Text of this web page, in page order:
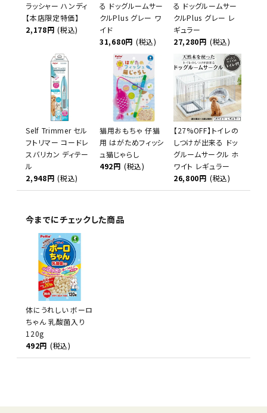
ラッシャー ハンディ
【本店限定特価】
2,178円 (税込)
る ドッグルームサー
クルPlus グレー ワ
イド
31,680円 (税込)
る ドッグルームサー
クルPlus グレー レ
ギュラー
27,280円 (税込)
Self Trimmer セル
フトリマー コードレ
スバリカン ディテー
ル
2,948円 (税込)
猫用おもちゃ 仔猫
用 はがためフィッシ
ュ猫じゃらし
492円 (税込)
【27%OFF】トイレの
しつけが出来る ドッ
グルームサークル ホ
ワイト レギュラー
26,800円 (税込)
今までにチェックした商品
体にうれしい ボーロ
ちゃん 乳酸菌入り
120g
492円 (税込)